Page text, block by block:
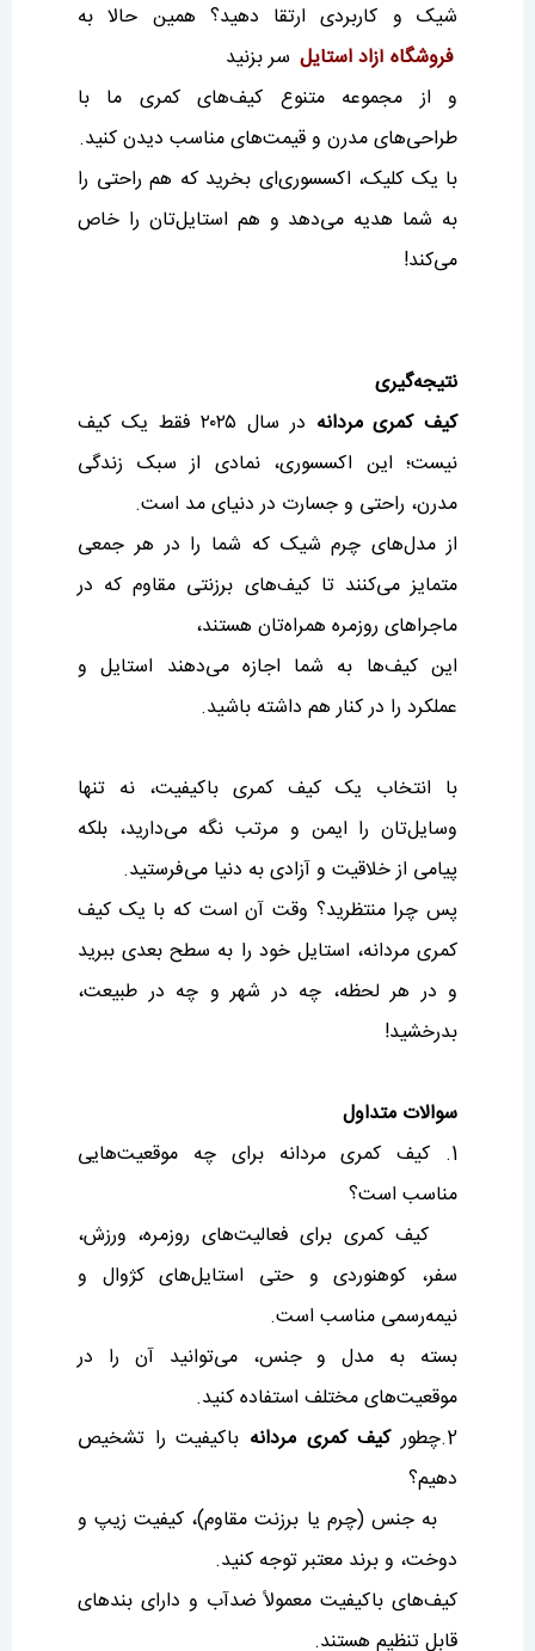
شیک و کاربردی ارتقا دهید؟ همین حالا به
فروشگاه آزاد استایل سر بزنید
و از مجموعه متنوع کیف‌های کمری ما با
طراحی‌های مدرن و قیمت‌های مناسب دیدن کنید.
با یک کلیک، اکسسوری‌ای بخرید که هم راحتی را
به شما هدیه می‌دهد و هم استایل‌تان را خاص
می‌کند!
نتیجه‌گیری
کیف کمری مردانه
در سال ۲۰۲۵ فقط یک کیف
نیست؛ این اکسسوری، نمادی از سبک زندگی
مدرن، راحتی و جسارت در دنیای مد است.
از مدل‌های چرم شیک که شما را در هر جمعی
متمایز می‌کنند تا کیف‌های برزنتی مقاوم که در
ماجراهای روزمره همراه‌تان هستند،
این کیف‌ها به شما اجازه می‌دهند استایل و
عملکرد را در کنار هم داشته باشید.
با انتخاب یک کیف کمری باکیفیت، نه تنها
وسایل‌تان را ایمن و مرتب نگه می‌دارید، بلکه
پیامی از خلاقیت و آزادی به دنیا می‌فرستید.
پس چرا منتظرید؟ وقت آن است که با یک کیف
کمری مردانه، استایل خود را به سطح بعدی ببرید
و در هر لحظه، چه در شهر و چه در طبیعت،
بدرخشید!
سوالات متداول
1. کیف کمری مردانه برای چه موقعیت‌هایی
مناسب است؟
کیف کمری برای فعالیت‌های روزمره، ورزش،
سفر، کوهنوردی و حتی استایل‌های کژوال و
نیمه‌رسمی مناسب است.
بسته به مدل و جنس، می‌توانید آن را در
موقعیت‌های مختلف استفاده کنید.
2.چطور
کیف کمری مردانه باکیفیت را تشخیص
دهیم؟
به جنس (چرم یا برزنت مقاوم)، کیفیت زیپ و
دوخت، و برند معتبر توجه کنید.
کیف‌های باکیفیت معمولاً ضدآب و دارای بندهای
قابل تنظیم هستند.